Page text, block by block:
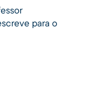
para o